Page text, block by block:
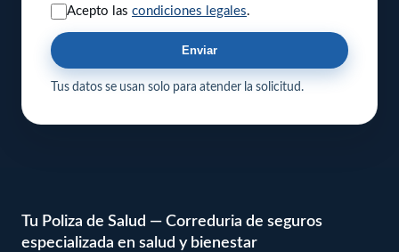
Acepto las condiciones legales.
Enviar
Tus datos se usan solo para atender la solicitud.
Tu Poliza de Salud — Correduria de seguros
especializada en salud y bienestar